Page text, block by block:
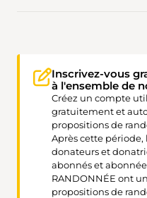
Inscrivez-vous
à l'ensemble de
Créez un compte
gratuitement et
propositions de
Après cette période,
donateurs et
abonnés et
RANDONNÉE ont
propositions de